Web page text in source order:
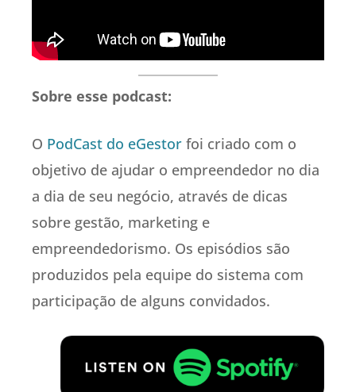
Sobre esse podcast:
O PodCast do eGestor foi criado com o
objetivo de ajudar o empreendedor no dia
a dia de seu negócio, através de dicas
sobre gestão, marketing e
empreendedorismo. Os episódios são
produzidos pela equipe do sistema com
participação de alguns convidados.